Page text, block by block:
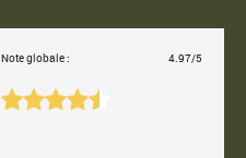
Note globale : 4.97/5